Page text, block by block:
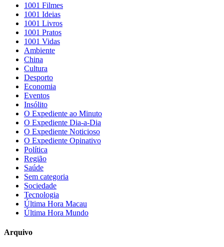
1001 Filmes
1001 Ideias
1001 Livros
1001 Pratos
1001 Vidas
Ambiente
China
Cultura
Desporto
Economia
Eventos
Insólito
O Expediente ao Minuto
O Expediente Dia-a-Dia
O Expediente Noticioso
O Expediente Opinativo
Política
Região
Saúde
Sem categoria
Sociedade
Tecnologia
Última Hora Macau
Última Hora Mundo
Arquivo